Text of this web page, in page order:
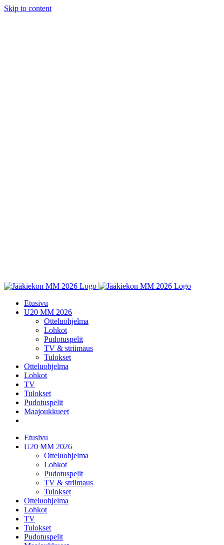
Skip to content
Etusivu
U20 MM 2026
Otteluohjelma
Lohkot
Pudotuspelit
TV & striimaus
Tulokset
Otteluohjelma
Lohkot
TV
Tulokset
Pudotuspelit
Maajoukkueet
Etusivu
U20 MM 2026
Otteluohjelma
Lohkot
Pudotuspelit
TV & striimaus
Tulokset
Otteluohjelma
Lohkot
TV
Tulokset
Pudotuspelit